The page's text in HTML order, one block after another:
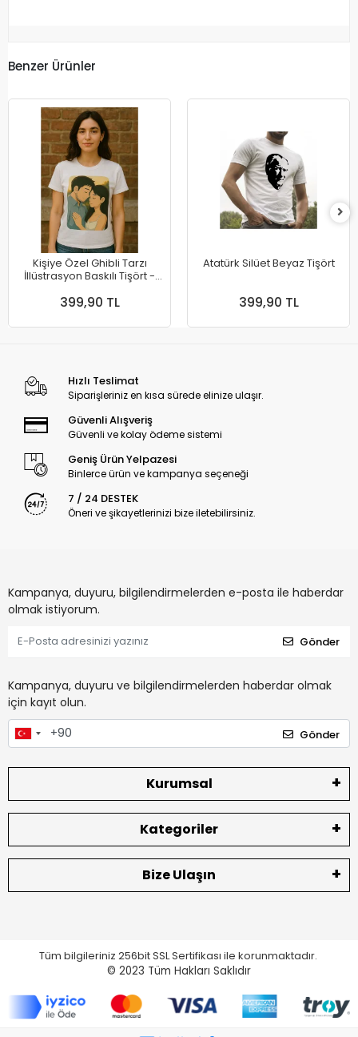
Benzer Ürünler
Kişiye Özel Ghibli Tarzı
İllüstrasyon Baskılı Tişört -
399,90 TL
Atatürk Silüet Beyaz Tişört
399,90 TL
Hızlı Teslimat
Siparişleriniz en kısa sürede elinize ulaşır.
Güvenli Alışveriş
Güvenli ve kolay ödeme sistemi
Geniş Ürün Yelpazesi
Binlerce ürün ve kampanya seçeneği
7 / 24 DESTEK
Öneri ve şikayetlerinizi bize iletebilirsiniz.
Kampanya, duyuru, bilgilendirmelerden e-posta ile haberdar
olmak istiyorum.
Gönder
Kampanya, duyuru ve bilgilendirmelerden haberdar olmak
için kayıt olun.
Gönder
Kurumsal
Kategoriler
Bize Ulaşın
Tüm bilgileriniz 256bit SSL Sertifikası ile korunmaktadır.
© 2023 Tüm Hakları Saklıdır